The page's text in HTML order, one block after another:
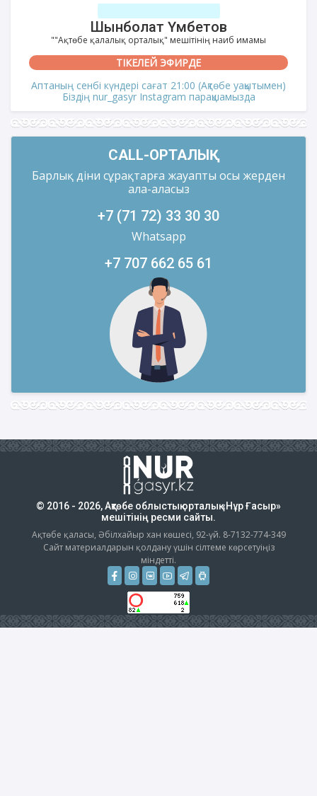
Шынболат Үмбетов
""Ақтөбе қалалық орталық" мешітінің наиб имамы
ТІКЕЛЕЙ ЭФИРДЕ
Аптаның сенбі күндері сағат 21:00 (Ақтөбе уақытымен)
Біздің nur_gasyr Instagram парақшамызда
CALL-ОРТАЛЫҚ
Барлық діни сұрақтарға жауапты осы жерден
ала-аласыз
+7 (71 72) 33 30 30
Whatsapp
+7 707 662 65 61
© 2016 - 2026, Ақтөбе облыстық орталық «Нұр Ғасыр»
мешітінің ресми сайты.
Ақтөбе қаласы, Әбілхайыр хан көшесі, 92-үй. 8-7132-774-349
Сайт материалдарын қолдану үшін сілтеме көрсетуіңіз
міндетті.